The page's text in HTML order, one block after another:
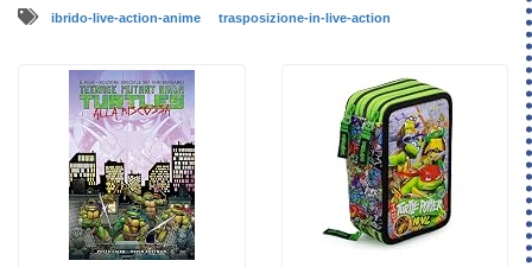
ibrido-live-action-anime trasposizione-in-live-action